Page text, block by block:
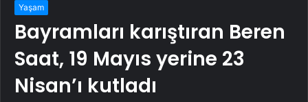
Yaşam
Bayramları karıştıran Beren
Saat, 19 Mayıs yerine 23
Nisan’ı kutladı